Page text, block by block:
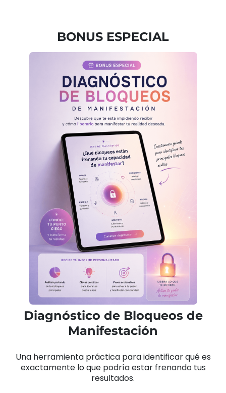
BONUS ESPECIAL
Diagnóstico de Bloqueos de
Manifestación
Una herramienta práctica para identificar qué es
exactamente lo que podría estar frenando tus
resultados.